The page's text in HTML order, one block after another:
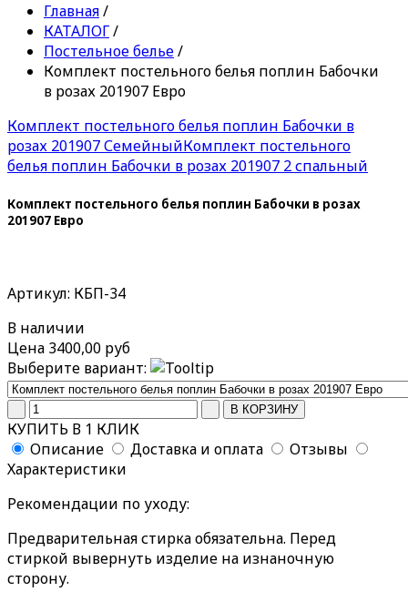
Главная/
КАТАЛОГ/
Постельное белье/
Комплект постельного белья поплин Бабочки
в розах 201907 Евро
Комплект постельного белья поплин Бабочки в
розах 201907 СемейныйКомплект постельного
белья поплин Бабочки в розах 201907 2 спальный
Комплект постельного белья поплин Бабочки в розах
201907 Евро
Артикул: КБП-34
В наличии
Цена 3400,00 руб
Выберите вариант:
КУПИТЬ В 1 КЛИК
Описание
Доставка и оплата
Отзывы
Характеристики
Рекомендации по уходу:
Предварительная стирка обязательна. Перед
стиркой вывернуть изделие на изнаночную
сторону.